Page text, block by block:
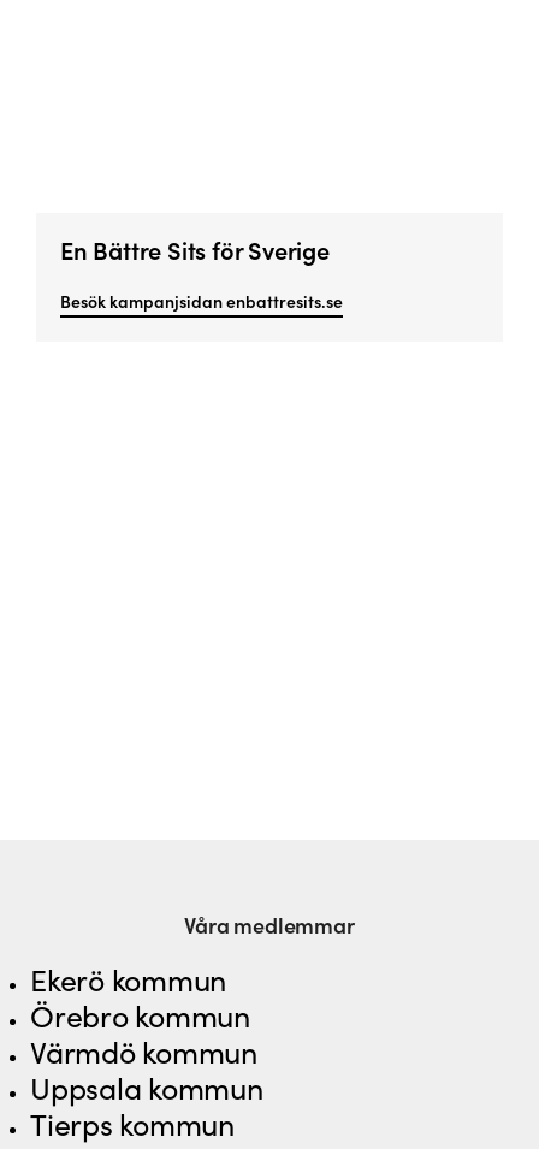
En Bättre Sits för Sverige
Besök kampanjsidan enbattresits.se
Våra medlemmar
Ekerö kommun
Örebro kommun
Värmdö kommun
Uppsala kommun
Tierps kommun